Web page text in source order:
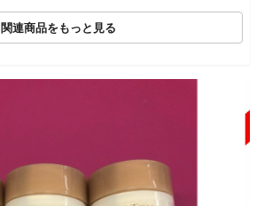
関連商品をもっと見る